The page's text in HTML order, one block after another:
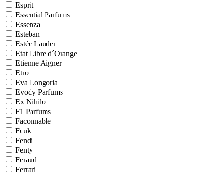
Esprit
Essential Parfums
Essenza
Esteban
Estée Lauder
Etat Libre d´Orange
Etienne Aigner
Etro
Eva Longoria
Evody Parfums
Ex Nihilo
F1 Parfums
Faconnable
Fcuk
Fendi
Fenty
Feraud
Ferrari